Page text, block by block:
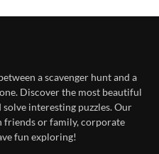
a scavenger hunt and a
Discover the most beautiful
interesting puzzles. Our
or family, corporate
fun exploring!